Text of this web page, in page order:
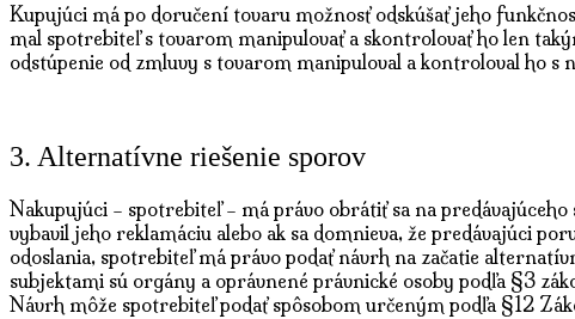
Kupujúci má po doručení tovaru možnosť odskúšať jeho
mal spotrebiteľ s tovarom manipulovať a skontrolovať ho len
odstúpenie od zmluvy s tovarom manipuloval a kontroloval ho s
3. Alternatívne riešenie sporov
Nakupujúci – spotrebiteľ – má právo obrátiť sa na
vybavil jeho reklamáciu alebo ak sa domnieva, že predávajúci
odoslania, spotrebiteľ má právo podať návrh na začatie
subjektami sú orgány a oprávnené právnické osoby podľa §3
Návrh môže spotrebiteľ podať spôsobom určeným podľa §12